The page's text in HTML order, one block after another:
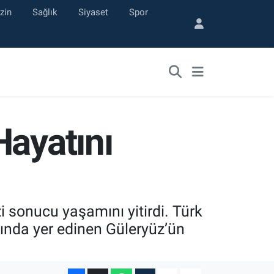
Sağlık Siyaset Spor
yaşamını yitirdi. Türk
yer edinen Güleryüz’ün